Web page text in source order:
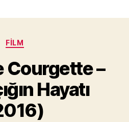
Kategoriler
FILM
Courgette –
Hayatı
z
a
M
u